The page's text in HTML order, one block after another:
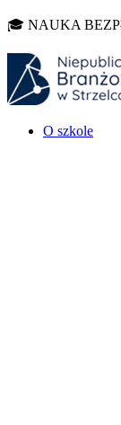
🎓 NAUKA
O szkole